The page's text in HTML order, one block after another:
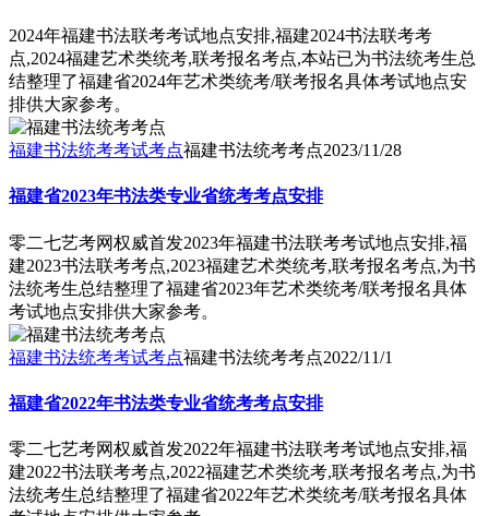
2024年福建书法联考考试地点安排,福建2024书法联考考
点,2024福建艺术类统考,联考报名考点,本站已为书法统考生总
结整理了福建省2024年艺术类统考/联考报名具体考试地点安
排供大家参考。
福建书法统考考试考点福建书法统考考点2023/11/28
福建省2023年书法类专业省统考考点安排
零二七艺考网权威首发2023年福建书法联考考试地点安排,福
建2023书法联考考点,2023福建艺术类统考,联考报名考点,为书
法统考生总结整理了福建省2023年艺术类统考/联考报名具体
考试地点安排供大家参考。
福建书法统考考试考点福建书法统考考点2022/11/1
福建省2022年书法类专业省统考考点安排
零二七艺考网权威首发2022年福建书法联考考试地点安排,福
建2022书法联考考点,2022福建艺术类统考,联考报名考点,为书
法统考生总结整理了福建省2022年艺术类统考/联考报名具体